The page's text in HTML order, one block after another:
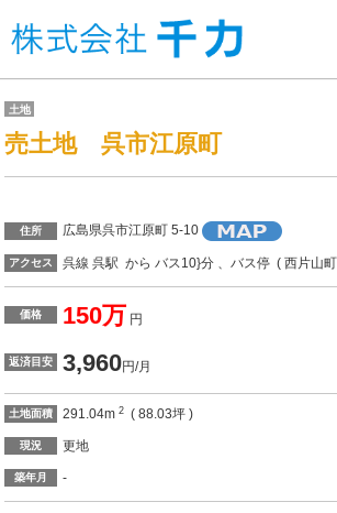
土地
売土地 呉市江原町
住所 広島県呉市江原町 5-10
アクセス 呉線 呉駅 から バス10}分 、バス停 ( 西片山
価格 150万 円
返済目安 3,960円/月
土地面積 291.04m2 ( 88.03坪 )
現況 更地
築年月 -